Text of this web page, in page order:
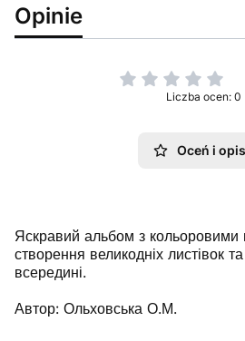
Opinie
Liczba ocen: 0
Oceń i
Яскравий альбом з
створення великодніх листівок
всередині.
Автор: Ольховська О.М.